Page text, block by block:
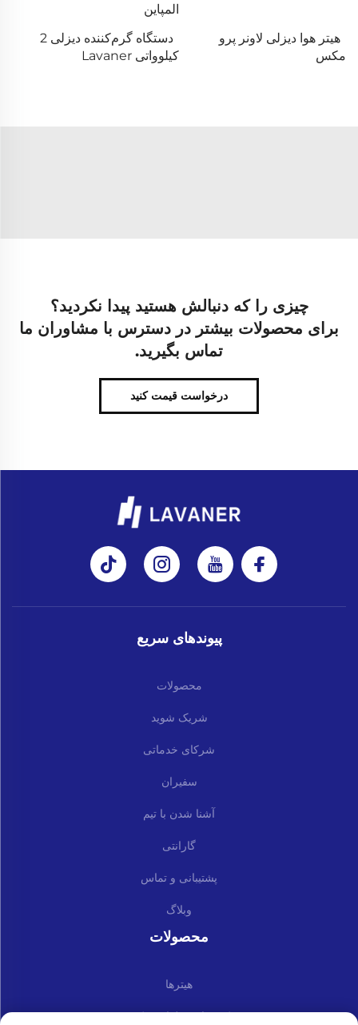
المپاین
هیتر هوا دیزلی لاونر پرو
مکس
دستگاه گرم‌کننده دیزلی 2
کیلوواتی Lavaner
چیزی را که دنبالش هستید پیدا نکردید؟
برای محصولات بیشتر در دسترس با مشاوران ما
تماس بگیرید.
درخواست قیمت کنید
پیوندهای سریع
محصولات
شریک شوید
شرکای خدماتی
سفیران
آشنا شدن با تیم
گارانتی
پشتیبانی و تماس
وبلاگ
محصولات
هیترها
کیت‌ها و قطعات یدکی